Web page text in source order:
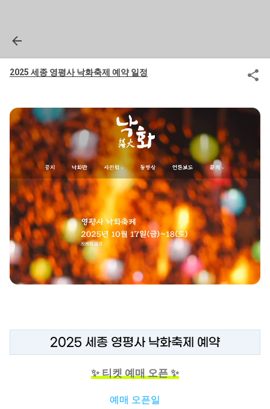
2025 세종 영평사 낙화축제 예약 일정
2025 세종 영평사 낙화축제 예약
✨ 티켓 예매 오픈 ✨
예매 오픈일